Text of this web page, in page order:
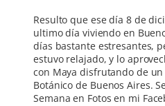
Resulto que ese día 8 de
ultimo día viviendo en
días bastante estresantes,
estuvo relajado, y lo
con Maya disfrutando de
Botánico de Buenos Aires.
Semana en Fotos en mi